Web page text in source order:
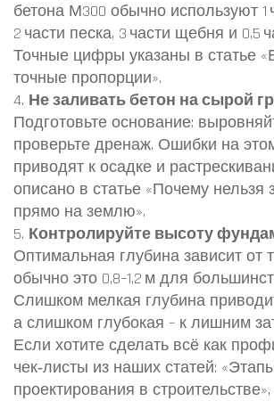
бетона М300 обычно используют 1
2 части песка, 3 части щебня и 0,5
Точные цифры указаны в статье
точные пропорции».
4. Не заливать бетон на сырой
Подготовьте основание:
проверьте дренаж. Ошибки на
приводят к осадке и
описано в статье «Почему нельзя
прямо на землю».
5. Контролируйте высоту
Оптимальная глубина зависит от
обычно это 0,8–1,2 м для
Слишком мелкая глубина
а слишком глубокая – к лишним
Если хотите сделать всё как
чек‑листы из наших статей:
проектирования в